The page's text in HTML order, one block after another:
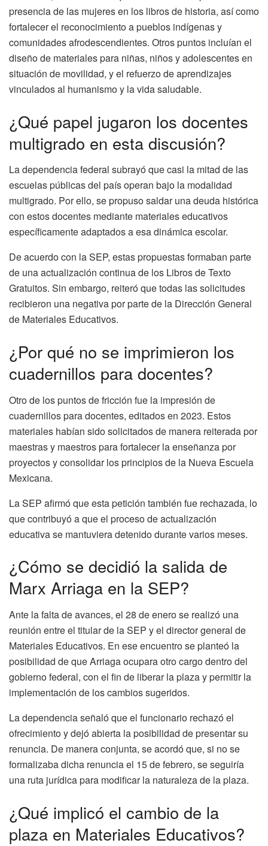
presencia de las mujeres en los libros de historia, así como
fortalecer el reconocimiento a pueblos indígenas y
comunidades afrodescendientes. Otros puntos incluían el
diseño de materiales para niñas, niños y adolescentes en
situación de movilidad, y el refuerzo de aprendizajes
vinculados al humanismo y la vida saludable.
¿Qué papel jugaron los docentes
multigrado en esta discusión?
La dependencia federal subrayó que casi la mitad de las
escuelas públicas del país operan bajo la modalidad
multigrado. Por ello, se propuso saldar una deuda histórica
con estos docentes mediante materiales educativos
específicamente adaptados a esa dinámica escolar.
De acuerdo con la SEP, estas propuestas formaban parte
de una actualización continua de los Libros de Texto
Gratuitos. Sin embargo, reiteró que todas las solicitudes
recibieron una negativa por parte de la Dirección General
de Materiales Educativos.
¿Por qué no se imprimieron los
cuadernillos para docentes?
Otro de los puntos de fricción fue la impresión de
cuadernillos para docentes, editados en 2023. Estos
materiales habían sido solicitados de manera reiterada por
maestras y maestros para fortalecer la enseñanza por
proyectos y consolidar los principios de la Nueva Escuela
Mexicana.
La SEP afirmó que esta petición también fue rechazada, lo
que contribuyó a que el proceso de actualización
educativa se mantuviera detenido durante varios meses.
¿Cómo se decidió la salida de
Marx Arriaga en la SEP?
Ante la falta de avances, el 28 de enero se realizó una
reunión entre el titular de la SEP y el director general de
Materiales Educativos. En ese encuentro se planteó la
posibilidad de que Arriaga ocupara otro cargo dentro del
gobierno federal, con el fin de liberar la plaza y permitir la
implementación de los cambios sugeridos.
La dependencia señaló que el funcionario rechazó el
ofrecimiento y dejó abierta la posibilidad de presentar su
renuncia. De manera conjunta, se acordó que, si no se
formalizaba dicha renuncia el 15 de febrero, se seguiría
una ruta jurídica para modificar la naturaleza de la plaza.
¿Qué implicó el cambio de la
plaza en Materiales Educativos?